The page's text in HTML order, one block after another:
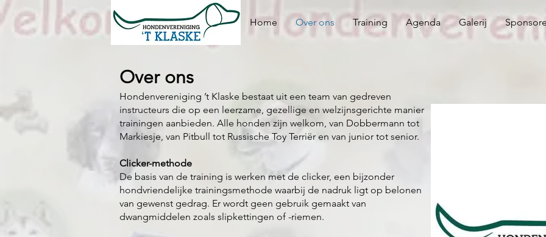
Home Over ons Training Agenda Galerij
Over ons
Hondenvereniging ’t Klaske bestaat uit een team van gedreven
instructeurs die op een leerzame, gezellige en welzijnsgerichte manier
trainingen aanbieden. Alle honden zijn welkom, van Dobbermann tot
Markiesje, van Pitbull tot Russische Toy Terriër en van junior tot senior.
Clicker-methode
De basis van de training is werken met de clicker, een bijzonder
hondvriendelijke trainingsmethode waarbij de nadruk ligt op belonen
van gewenst gedrag. Er wordt geen gebruik gemaakt van
dwangmiddelen zoals slipkettingen of -riemen.